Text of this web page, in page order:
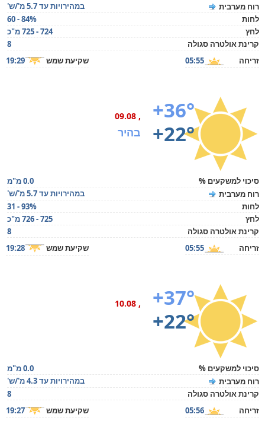
רוח מערבית
במהירויות עד 5.7 מ'/ש'
לחות
60 - 84%
לחץ
724 - 725 מ"כ
קרינת אולטרה סגולה
8
זריחה
05:55 שקיעת שמש 19:29
+36°
+22°
, 09.08
בהיר
סיכוי למשקעים %
0.0 מ"מ
רוח מערבית
במהירויות עד 5.7 מ'/ש'
לחות
31 - 93%
לחץ
725 - 726 מ"כ
קרינת אולטרה סגולה
8
זריחה
05:55 שקיעת שמש 19:28
+37°
+22°
, 10.08
סיכוי למשקעים %
0.0 מ"מ
רוח מערבית
במהירויות עד 4.3 מ'/ש'
קרינת אולטרה סגולה
8
זריחה
05:56 שקיעת שמש 19:27